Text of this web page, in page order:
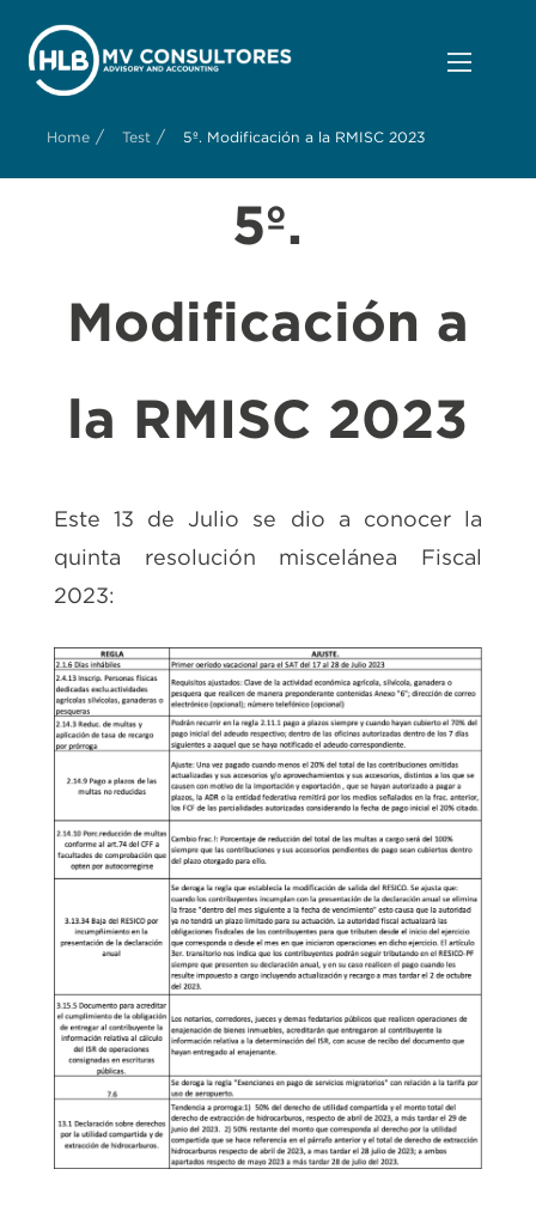
Home / Test / 5º. Modificación a la RMISC 2023
5º.
Modificación a
la RMISC 2023
Este 13 de Julio se dio a conocer la
quinta resolución miscelánea Fiscal
2023: